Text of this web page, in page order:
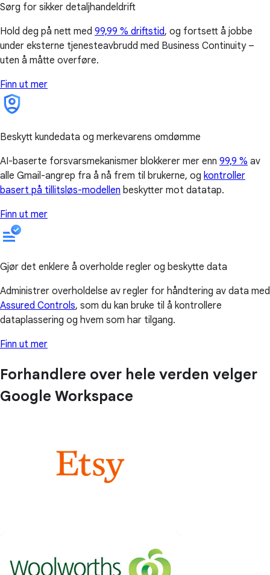
Sørg for sikker detaljhandeldrift
Hold deg på nett med 99,99 % driftstid, og fortsett å jobbe
under eksterne tjenesteavbrudd med Business Continuity –
uten å måtte overføre.
Finn ut mer
Beskytt kundedata og merkevarens omdømme
AI-baserte forsvarsmekanismer blokkerer mer enn 99,9 % av
alle Gmail-angrep fra å nå frem til brukerne, og kontroller
basert på tillitsløs-modellen beskytter mot datatap.
Finn ut mer
Gjør det enklere å overholde regler og beskytte data
Administrer overholdelse av regler for håndtering av data med
Assured Controls, som du kan bruke til å kontrollere
dataplassering og hvem som har tilgang.
Finn ut mer
Forhandlere over hele verden velger
Google Workspace